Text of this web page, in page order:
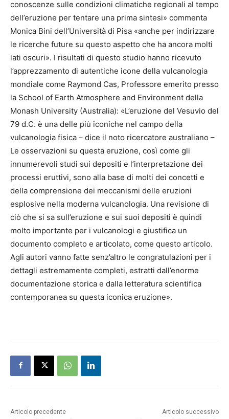
conoscenze sulle condizioni climatiche regionali al tempo
dell’eruzione per tentare una prima sintesi» commenta
Monica Bini dell’Università di Pisa «anche per indirizzare
le ricerche future su questo aspetto che ha ancora molti
lati oscuri». I risultati di questo studio hanno ricevuto
l’apprezzamento di autentiche icone della vulcanologia
mondiale come Raymond Cas, Professore emerito presso
la School of Earth Atmosphere and Environment della
Monash University (Australia): «L’eruzione del Vesuvio del
79 d.C. è una delle più iconiche nel campo della
vulcanologia fisica – dice il noto ricercatore australiano –
Le osservazioni su questa eruzione, così come gli
innumerevoli studi sui depositi e l’interpretazione dei
processi eruttivi, sono alla base di molti dei concetti e
della comprensione dei meccanismi delle eruzioni
esplosive nella moderna vulcanologia. Una revisione di
ciò che si sa sull’eruzione e sui suoi depositi è quindi
molto importante per i vulcanologi e giustifica un
documento completo e articolato, come questo articolo.
Agli autori vanno fatte senz’altro le congratulazioni per i
dettagli estremamente completi, estratti dall’enorme
documentazione storica e dalla letteratura scientifica
contemporanea su questa iconica eruzione».
Articolo precedente Articolo successivo